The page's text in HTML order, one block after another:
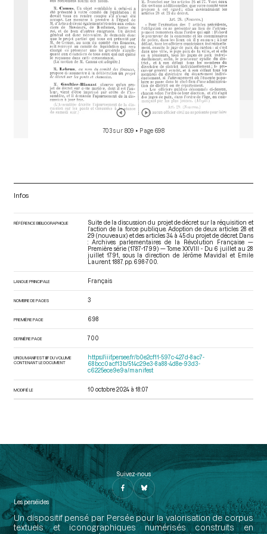
Adoption des articles 39 à 47 (37 à 45 du projet), du décret
présenté par M. Démeunier, sur la réquisition et l'action de la
force publique dans l'intérieur du royaume, lors de la séance
du 27 juillet 1791 [Décret] pp.699-700
Démeunier Jean Nicolas
Passage à l'ordre du jour sur la proposition d'un article
additionnel sur l'obligation, pour le procureur syndic, d'avertir
le ministre de l'intérieur dans les cas de réquisition de la force
publique, lors de la séance du 27 juillet 1791 [Déroulement des
séances] p.700
703 sur 809 • Page 698
Infos
RÉFÉRENCE BIBLIOGRAPHIQUE
Suite de la discussion du projet de décret sur la réquisition et
l’action de la force publique. Adoption de deux articles 28 et
29 (nouveaux) et des articles 34 à 45 du projet de décret. Dans
: Archives parlementaires de la Révolution Française —
Première série (1787-1799) — Tome XXVIII - Du 6 juillet au 28
juillet 1791.
, sous la direction de Jérôme Mavidal et Emile
Laurent. 1887. pp. 698-700.
LANGUE PRINCIPALE Français
NOMBRE DE PAGES 3
PREMIÈRE PAGE 698
DERNIÈRE PAGE 700
URI DU MANIFEST IIIF DU VOLUME
CONTENANT LE DOCUMENT
https://iiif.persee.fr/b0e2cf11-597c-427d-8ac7-
68bcc0acf13b/514c29e3-8a88-4d8e-93d3-
c6225ece9e9a/manifest
MODIFIÉ LE 10 octobre 2024 à 18:07
Suivez-nous
Les perséides
Un dispositif pensé par Persée pour la valorisation de corpus
textuels et iconographiques numérisés construits en